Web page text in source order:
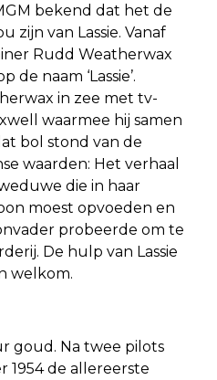
bekend dat het de
zijn van Lassie. Vanaf
Rudd Weatherwax
de naam ‘Lassie’.
in zee met tv-
waarmee hij samen
bol stond van de
waarden: Het verhaal
die in haar
moest opvoeden en
probeerde om te
De hulp van Lassie
welkom.
goud. Na twee pilots
1954 de allereerste